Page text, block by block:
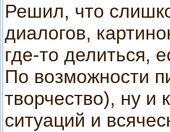
Решил, что
диалогов,
где-то делиться,
По возможности
творчество), ну и
ситуаций и